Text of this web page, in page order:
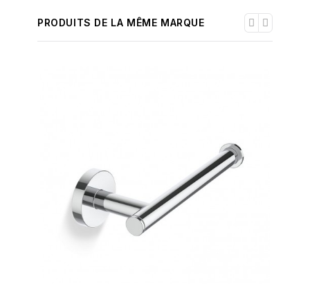
PRODUITS DE LA MÊME MARQUE